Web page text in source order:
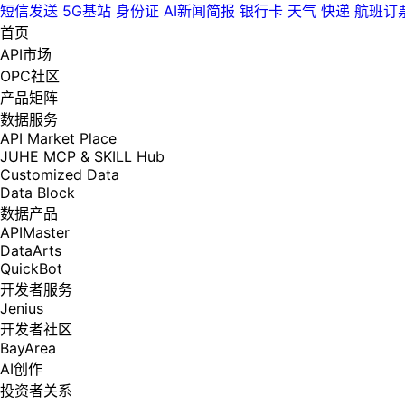
短信发送 5G基站 身份证 AI新闻简报 银行卡 天气 快递 航班订
首页
API市场
OPC社区
产品矩阵
数据服务
API Market Place
JUHE MCP & SKILL Hub
Customized Data
Data Block
数据产品
APIMaster
DataArts
QuickBot
开发者服务
Jenius
开发者社区
BayArea
AI创作
投资者关系